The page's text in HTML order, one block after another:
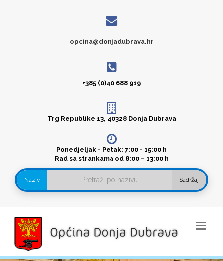
opcina@donjadubrava.hr
+385 (0)40 688 919
Trg Republike 13, 40328 Donja Dubrava
Ponedjeljak - Petak: 7:00 - 15:00 h
Rad sa strankama od 8:00 – 13:00 h
Naziv Sadržaj